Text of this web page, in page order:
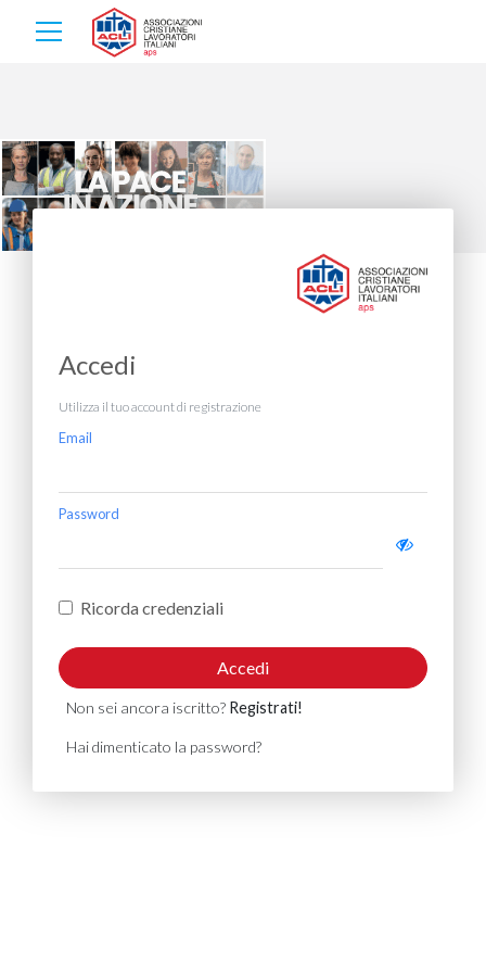
Accedi
Utilizza il tuo account di registrazione
Email
Password
Ricorda credenziali
Accedi
Non sei ancora iscritto? Registrati!
Hai dimenticato la password?